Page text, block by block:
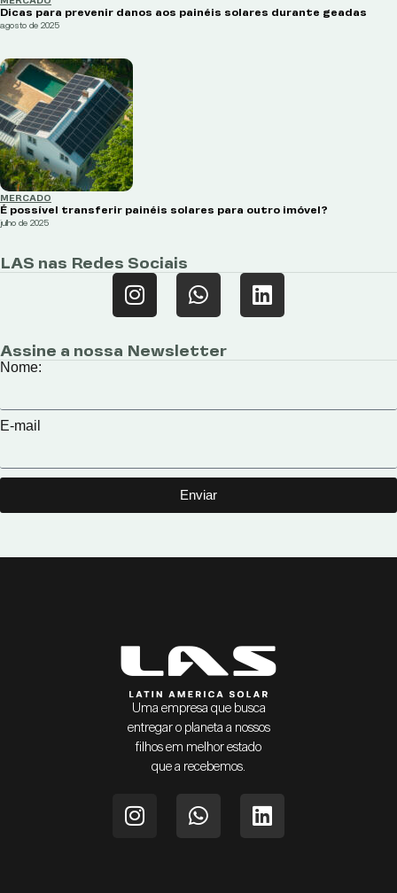
Dicas para prevenir danos aos painéis solares durante geadas
agosto de 2025
MERCADO
É possível transferir painéis solares para outro imóvel?
julho de 2025
LAS nas Redes Sociais
Assine a nossa Newsletter
Nome:
E-mail
Enviar
Uma empresa que busca
entregar o planeta a nossos
filhos em melhor estado
que a recebemos.